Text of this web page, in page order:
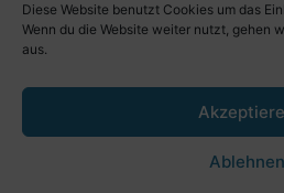
Diese Website benutzt Cookies um das
Wenn du die Website weiter nutzt, gehen
aus.
Ablehnen
Meinungen rund um
Logik und Beispiele aus der
bevorzugt.